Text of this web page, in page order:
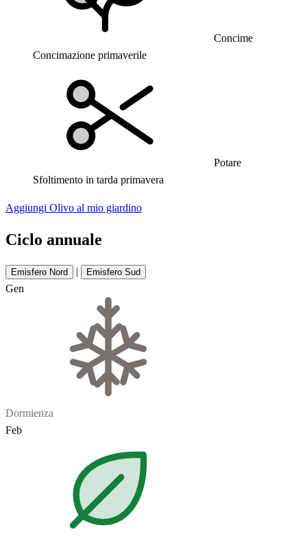
Concime
Concimazione primaverile
Potare
Sfoltimento in tarda primavera
Aggiungi Olivo al mio giardino
Ciclo annuale
Emisfero Nord | Emisfero Sud
Gen
Dormienza
Feb